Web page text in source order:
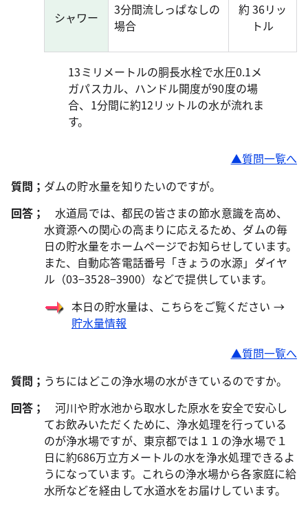
シャワー
3分間流しっぱなしの
場合
約 36リッ
トル
13ミリメートルの胴長水栓で水圧0.1メ
ガパスカル、ハンドル開度が90度の場
合、1分間に約12リットルの水が流れま
す。
▲質問一覧へ
質問； ダムの貯水量を知りたいのですが。
回答；
水道局では、都民の皆さまの節水意識を高め、
水資源への関心の高まりに応えるため、ダムの毎
日の貯水量をホームページでお知らせしています。
また、自動応答電話番号「きょうの水源」ダイヤ
ル（03−3528−3900）などで提供しています。
本日の貯水量は、こちらをご覧ください →
貯水量情報
▲質問一覧へ
質問； うちにはどこの浄水場の水がきているのですか。
回答；
河川や貯水池から取水した原水を安全で安心し
てお飲みいただくために、浄水処理を行っている
のが浄水場ですが、東京都では１１の浄水場で１
日に約686万立方メートルの水を浄水処理できるよ
うになっています。これらの浄水場から各家庭に給
水所などを経由して水道水をお届けしています。